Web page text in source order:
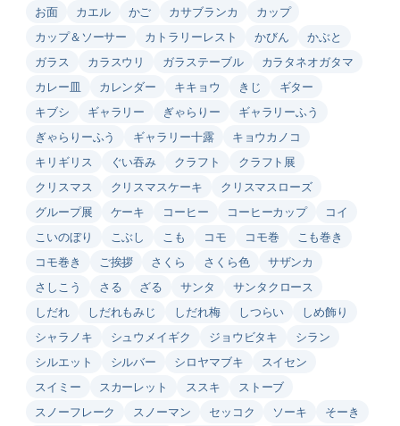
お面
カエル かご カサブランカ
カップ
カップ＆ソーサー
カトラリーレスト かびん
かぶと
ガラス
カラスウリ ガラステーブル
カラタネオガタマ
カレー皿
カレンダー キキョウ きじ
ギター
キブシ
ギャラリー ぎゃらりー
ギャラリーふう
ぎゃらりーふう
ギャラリー十露
キョウカノコ
キリギリス
ぐい吞み クラフト
クラフト展
クリスマス
クリスマスケーキ
クリスマスローズ
グループ展
ケーキ コーヒー コーヒーカップ
コイ
こいのぼり
こぶし こも コモ コモ巻
こも巻き
コモ巻き
ご挨拶 さくら さくら色
サザンカ
さしこう
さる ざる サンタ
サンタクロース
しだれ
しだれもみじ しだれ梅 しつらい
しめ飾り
シャラノキ
シュウメイギク ジョウビタキ
シラン
シルエット
シルバー シロヤマブキ
スイセン
スイミー
スカーレット ススキ
ストーブ
スノーフレーク
スノーマン セッコク ソーキ
そーき